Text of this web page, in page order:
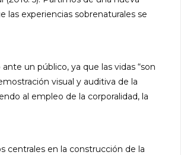
experiencias sobrenaturales se
un público, ya que las vidas “son
visual y auditiva de la
al empleo de la corporalidad, la
centrales en la construcción de la